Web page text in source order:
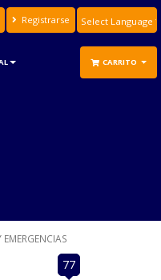
Registrarse
Translate
CARRITO
77